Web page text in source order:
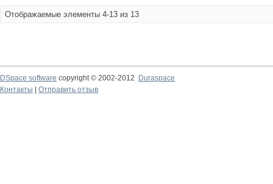
Отображаемые элементы 4-13 из 13
DSpace software copyright © 2002-2012
Duraspace
Контакты
Отправить отзыв